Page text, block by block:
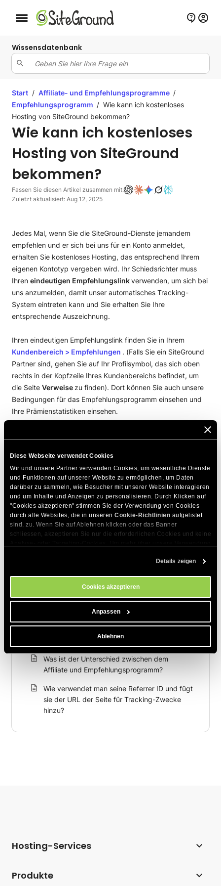
Diese Webseite verwendet Cookies
Wir und unsere Partner verwenden Cookies, um wesentliche Dienste
und Funktionen auf unserer Website zu ermöglichen, um Daten
darüber zu sammeln, wie Besucher mit unserer Website interagieren
und um Inhalte und Anzeigen zu personalisieren. Durch Klicken auf
"Cookies akzeptieren" stimmen Sie der Verwendung von Cookies
durch alle Websites, die in unseren Cookie-Richtlinien aufgelistet
sind, zu. Wenn Sie auf Ablehnen klicken oder das Banner
schliessen, akzeptieren Sie nur die erforderlichen Cookies und keine
. Sie können Ihre Cookie-Einstellungen jederzeit im
Details zeigen
Cookies akzeptieren
Anpassen
Ablehnen
Schaltfläche Mobile Navigation
Wissensdatenbank
Start / Affiliate- und Empfehlungsprogramme /
Empfehlungsprogramm / Wie kann ich kostenloses
Hosting von SiteGround bekommen?
Wie kann ich kostenloses
Hosting von SiteGround
bekommen?
Fassen Sie diesen Artikel zusammen mit:
Zuletzt aktualisiert: Aug 12, 2025
Jedes Mal, wenn Sie die SiteGround-Dienste jemandem
empfehlen und er sich bei uns für ein Konto anmeldet,
erhalten Sie kostenloses Hosting, das entsprechend Ihrem
eigenen Kontotyp vergeben wird. Ihr Schiedsrichter muss
Ihren eindeutigen Empfehlungslinkverwenden, um sich bei
uns anzumelden, damit unser automatisches Tracking-
System eintreten kann und Sie erhalten Sie Ihre
entsprechende Auszeichnung.
Ihren eindeutigen Empfehlungslink finden Sie in Ihrem
Kundenbereich > Empfehlungen . (Falls Sie ein SiteGround
Partner sind, gehen Sie auf Ihr Profilsymbol, das sich oben
rechts in der Kopfzeile Ihres Kundenbereichs befindet, um
die Seite Verweise zu finden). Dort können Sie auch unsere
Bedingungen für das Empfehlungsprogramm einsehen und
Ihre Prämienstatistiken einsehen.
Zum Thema Passende Artikel
Haben Sie ein Empfehlungsprogramm, an dem
Gibt es ein Limit für die Anzahl der
kostenlosen Hosting-Prämien, die ich durch
Empfehlungen bekomme?
Wie kann ich mit Ihren Empfehlungs-Experten
in Kontakt treten?
Was ist der Unterschied zwischen dem
Affiliate und Empfehlungsprogramm?
Wie verwendet man seine Referrer ID und fügt
sie der URL der Seite für Tracking-Zwecke
hinzu?
Hosting-Services
Produkte